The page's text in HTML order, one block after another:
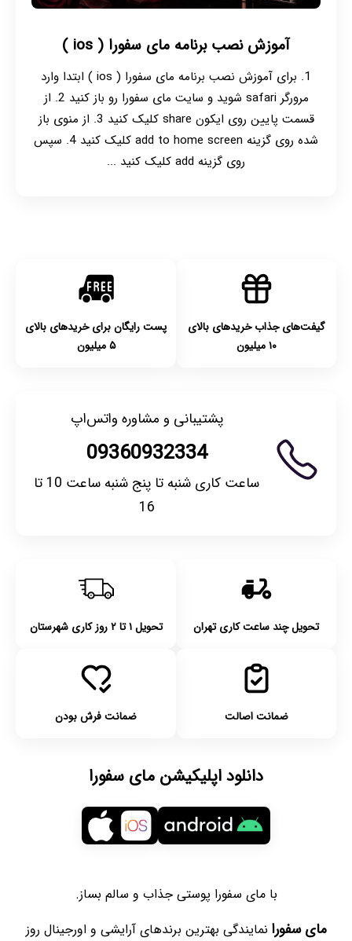
آموزش نصب برنامه مای سفورا ( ios )
1. برای آموزش نصب برنامه مای سفورا ( ios ) ابتدا وارد
مرورگر safari شوید و سایت مای سفورا رو باز کنید 2. از
قسمت پایین روی ایکون share کلیک کنید 3. از منوی باز
شده روی گزینه add to home screen کلیک کنید 4. سپس
روی گزینه add کلیک کنید ...
گیفت‌های جذاب خریدهای بالای
۱۰ میلیون
پست رایگان برای خریدهای بالای
۵ میلیون
پشتیبانی و مشاوره واتس‌اپ
09360932334
ساعت کاری شنبه تا پنج شنبه ساعت 10 تا
16
تحویل چند ساعت کاری تهران تحویل ۱ تا ۲ روز کاری شهرستان
ضمانت اصالت ضمانت فرش بودن
دانلود اپلیکیشن مای سفورا
با مای سفورا پوستی جذاب و سالم بساز.
مای سفورا نمایندگی بهترین برندهای آرایشی و اورجینال روز